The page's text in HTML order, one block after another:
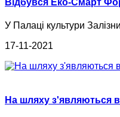
У Палаці культури
17-11-2021
На шляху з'являються